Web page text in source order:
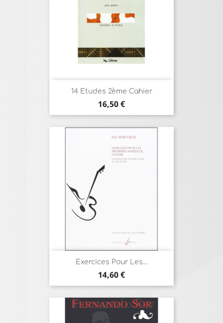
14 Etudes 2ème Cahier
Prix
16,50 €
Exercices Pour Les...
Prix
14,60 €